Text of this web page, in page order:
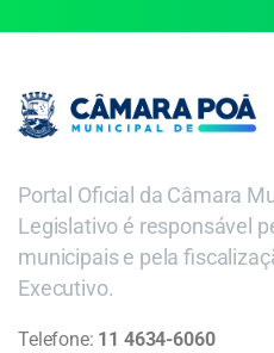
Portal Oficial da Câmara
Legislativo é responsável
municipais e pela
Executivo.
Telefone: 11 4634-6060